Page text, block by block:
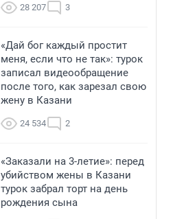
28 207 3
«Дай бог каждый простит
меня, если что не так»: турок
записал видеообращение
после того, как зарезал свою
жену в Казани
24 534 2
«Заказали на 3-летие»: перед
убийством жены в Казани
турок забрал торт на день
рождения сына